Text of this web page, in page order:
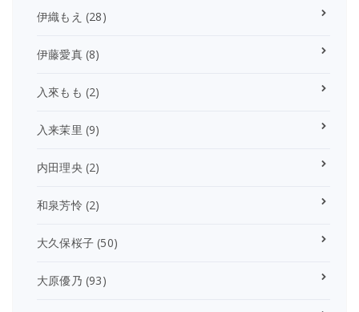
伊織もえ (28)
伊藤愛真(8)
入來もも (2)
入来茉里 (9)
内田理央 (2)
和泉芳怜 (2)
大久保桜子 (50)
大原優乃 (93)